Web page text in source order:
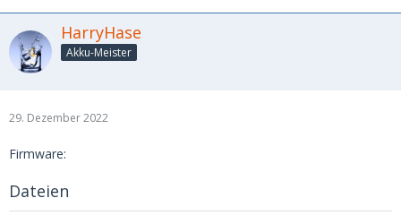
HarryHase
Akku-Meister
29. Dezember 2022
Firmware:
Dateien